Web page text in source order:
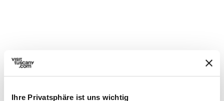
Ihre Privatsphäre ist uns wichtig